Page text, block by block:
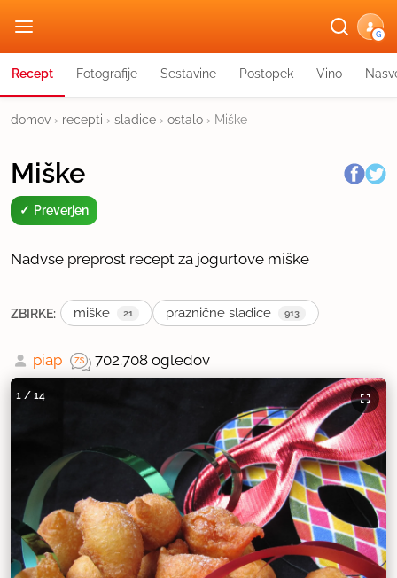
G
Recept Fotografije Sestavine Postopek Vino
domov › recepti › sladice › ostalo › Miške
Miške
Preverjen
Nadvse preprost recept za jogurtove miške
ZBIRKE: miške 21 praznične sladice 913
piap 702.708 ogledov
1 / 14